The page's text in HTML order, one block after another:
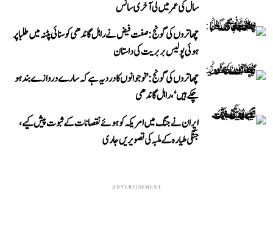
سال کی عمر میں لی آخری سانس
چھاتروں کی گونج: صفت فیض نے راہل گاندھی کو سنائی پٹنہ میں طلبا پر
ہوئی پولیس بربریت کی داستان
چھاتروں کی گونج: ’نوجوانوں کا درد یہ ہے کہ سارے دروازے بند ہو
چکے ہیں‘، راہل گاندھی
ایران نے جنگ میں امریکہ کو ہوئے نقصانات کے ثبوت پیش کیے،
جنگی طیارہ کے ملبہ کی تصویریں جاری
ADVERTISEMENT